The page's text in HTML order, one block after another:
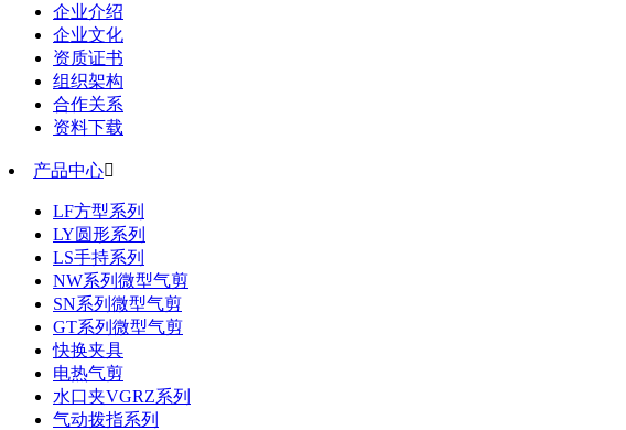
企业介绍
企业文化
资质证书
组织架构
合作关系
资料下载
产品中心
LF方型系列
LY圆形系列
LS手持系列
NW系列微型气剪
SN系列微型气剪
GT系列微型气剪
快换夹具
电热气剪
水口夹VGRZ系列
气动拨指系列